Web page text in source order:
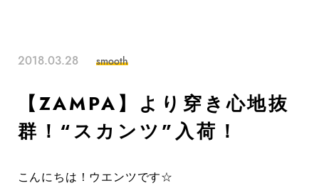
2018.03.28 smooth
【ZAMPA】より穿き心地抜
群！“スカンツ”入荷！
こんにちは！ウエンツです☆